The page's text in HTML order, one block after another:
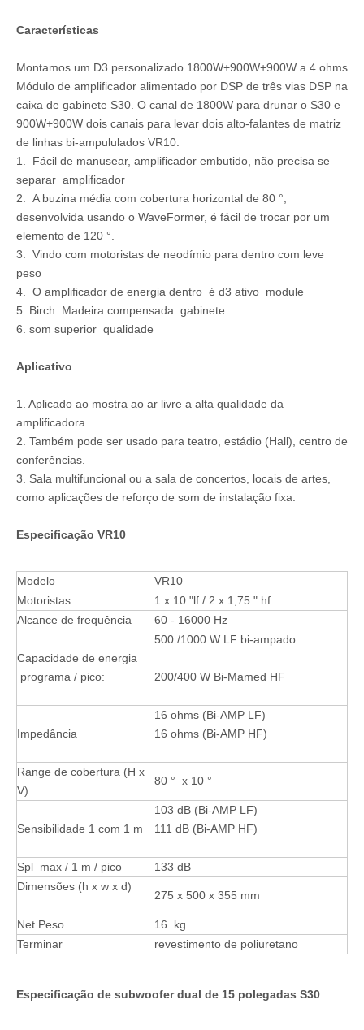
Características
Montamos um D3 personalizado 1800W+900W+900W a 4 ohms
Módulo de amplificador alimentado por DSP de três vias DSP na
caixa de gabinete S30. O canal de 1800W para drunar o S30 e
900W+900W dois canais para levar dois alto-falantes de matriz
de linhas bi-ampululados VR10.
1. Fácil de manusear, amplificador embutido, não precisa se
separar amplificador
2. A buzina média com cobertura horizontal de 80 °,
desenvolvida usando o WaveFormer, é fácil de trocar por um
elemento de 120 °.
3. Vindo com motoristas de neodímio para dentro com leve
peso
4. O amplificador de energia dentro é d3 ativo module
5. Birch Madeira compensada gabinete
6. som superior qualidade
Aplicativo
1. Aplicado ao mostra ao ar livre a alta qualidade da
amplificadora.
2. Também pode ser usado para teatro, estádio (Hall), centro de
conferências.
3. Sala multifuncional ou a sala de concertos, locais de artes,
como aplicações de reforço de som de instalação fixa.
Especificação VR10
Modelo
VR10
Motoristas
1 x 10 "lf / 2 x 1,75 " hf
Alcance de frequência
60 - 16000 Hz
Capacidade de energia
programa / pico:
500 /1000 W LF bi-ampado
200/400 W Bi-Mamed HF
Impedância
16 ohms (Bi-AMP LF)
16 ohms (Bi-AMP HF)
Range de cobertura (H x
V)
80 ° x 10 °
Sensibilidade 1 com 1 m
103 dB (Bi-AMP LF)
111 dB (Bi-AMP HF)
Spl max / 1 m / pico
133 dB
Dimensões (h x w x d)
275 x 500 x 355 mm
Net Peso
16 kg
Terminar
revestimento de poliuretano
Especificação de subwoofer dual de 15 polegadas S30